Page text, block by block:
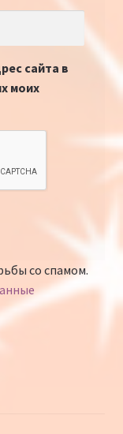
сайта в
моих
со спамом.